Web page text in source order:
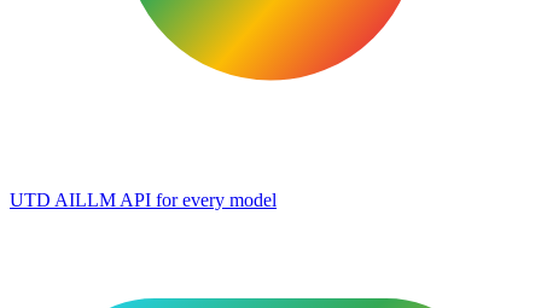
UTD AILLM API for every model